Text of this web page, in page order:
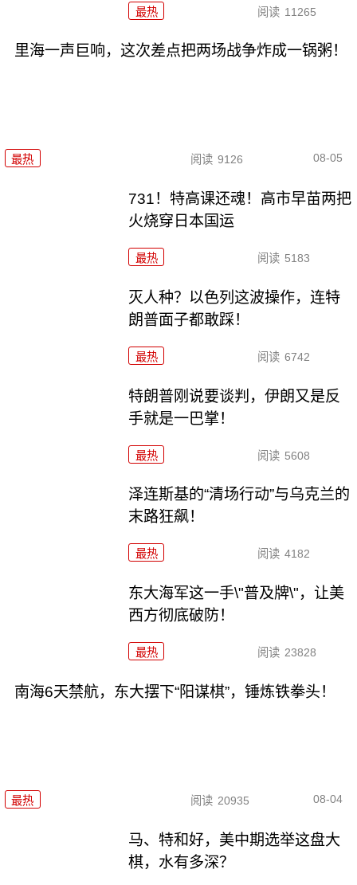
最热 阅读 11265
里海一声巨响，这次差点把两场战争炸成一锅粥！
最热 阅读 9126 08-05
731！特高课还魂！高市早苗两把
火烧穿日本国运
最热 阅读 5183
灭人种？以色列这波操作，连特
朗普面子都敢踩！
最热 阅读 6742
特朗普刚说要谈判，伊朗又是反
手就是一巴掌！
最热 阅读 5608
泽连斯基的“清场行动”与乌克兰的
末路狂飙！
最热 阅读 4182
东大海军这一手\"普及牌\"，让美
西方彻底破防！
最热 阅读 23828
南海6天禁航，东大摆下“阳谋棋”，锤炼铁拳头！
最热 阅读 20935 08-04
马、特和好，美中期选举这盘大
棋，水有多深？